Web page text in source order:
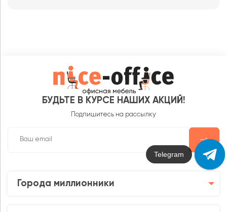
БУДЬТЕ В КУРСЕ НАШИХ АКЦИЙ!
Подпишитесь на рассылку
Города миллионники
Max